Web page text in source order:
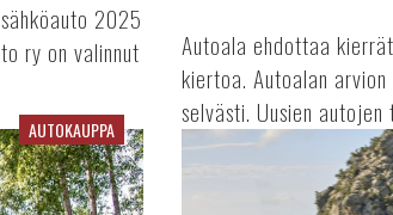
2025
ry on valinnut
Autoala ehdottaa
kiertoa. Autoalan arvion
selvästi. Uusien
AUTOKAUPPA
Rekisteröinnit